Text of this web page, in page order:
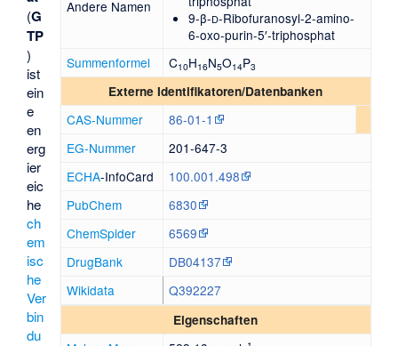
Andere Namen
9-β-D-Ribofuranosyl-2-amino-
6-oxo-purin-5′-triphosphat
Summenformel
C10H16N5O14P3
Externe Identifikatoren/Datenbanken
CAS-Nummer
86-01-1
EG-Nummer
201-647-3
ECHA-InfoCard
100.001.498
PubChem
6830
ChemSpider
6569
DrugBank
DB04137
Wikidata
Q392227
Eigenschaften
(G
TP
)
ist
ein
e
en
erg
ier
eic
he
ch
em
isc
he
Ver
bin
du